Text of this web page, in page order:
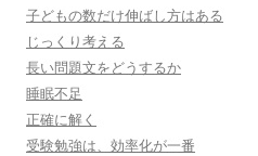
子どもの数だけ伸ばし方はある
じっくり考える
長い問題文をどうするか
睡眠不足
正確に解く
受験勉強は、効率化が一番